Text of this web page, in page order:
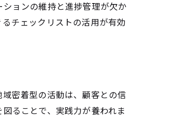
ョンの維持と進捗管理が欠か
チェックリストの活用が有効
密着型の活動は、顧客との信
ることで、実践力が養われま